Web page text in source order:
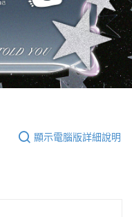
顯示電腦版詳細說明